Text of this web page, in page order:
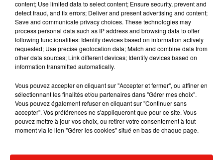
Voir cette publication sur Instagram
L’inspiration est large et certains vont jusqu’àse poser de
faux cils pour donner encore plus d’effets à leur regard qui
sent bon le réveillon. Vous pouvez même rajouterdes
paillettes et des décorations sur vos sourcils. Et vous, vous
content; Use limited data to select content; Ensure security, prevent and
detect fraud, and fix errors; Deliver and present advertising and content;
Save and communicate privacy choices. These technologies may
process personal data such as IP address and browsing data to offer
following functionalities: Identify devices based on information actively
requested; Use precise geolocation data; Match and combine data from
other data sources; Link different devices; Identify devices based on
information transmitted automatically.
Vous pouvez accepter en cliquant sur "Accepter et fermer", ou affiner en
sélectionnant les finalités et/ou partenaires dans "Gérer mes choix".
Vous pouvez également refuser en cliquant sur "Continuer sans
accepter". Vos préférences ne s'appliqueront que pour ce site. Vous
pouvez mettre à jour vos choix, ou retirer votre consentement à tout
moment via le lien "Gérer les cookies" situé en bas de chaque page.